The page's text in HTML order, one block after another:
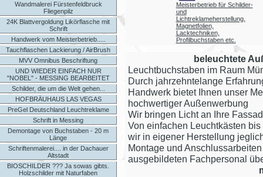
Wandmalerei Fürstenfeldbruck
Fliegenpilz
24K Blattvergoldung Likörflasche mit
Schrift
Handwerk vom Meisterbetrieb.....
Tauchflaschen Lackierung / AirBrush
MVV Omnibus Beschriftung
UND WIEDER EINFACH NUR
"NOBEL" - MESSING BEARBEITET
Schilder, die um die Welt gehen...
HOFBRÄUHAUS LAS VEGAS
PreGel Deutschland Leuchtreklame
Schrift in Messing
Demontage von Buchstaben - 20 m
Länge
Schriftenmalerei.... in der Dachauer
Altstadt
BIOSCHILDER ??? Ja sowas gibts.
Holzschilder mit Naturfaben
Meisterbetrieb für Schilder-
und
Lichtreklameherstellung,
Magnetfolien,
Lacktechniken,
Profilbuchstaben etc.
beleuchtete
Leuchtbuchstaben im Raum
Durch jahrzehntelange
Handwerk bietet Ihnen unser
hochwertiger Außenwerbung
Wir bringen Licht an Ihre
Von einfachen Leuchtkästen
wir in eigener Herstellung
Montage und
ausgebildeten Fachpersonal